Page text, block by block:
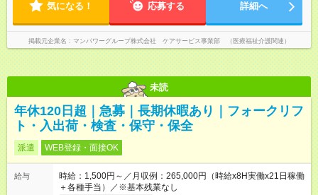
気になる！ 応募する 詳細へ
掲載元企業名 マンパワーグループ株式会社 ケアサービス事業部 （医療福祉介護関連）
未読
年休120日超｜急募｜長期休暇あり｜フォークリフ
ト・入出荷・検査・保守・保全
派遣 WEB登録・面接OK
給与
時給：1,500円～／月収例：265,000円（時給x8H実働x21日稼働
＋各種手当）／※基本残業なし